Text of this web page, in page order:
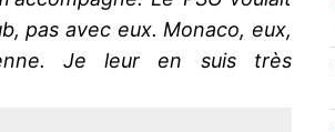
pas avec eux. Monaco, eux,
Je leur en suis très